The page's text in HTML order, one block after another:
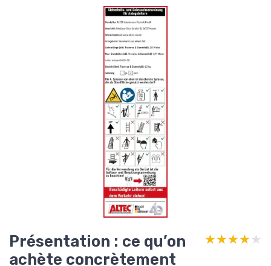
Présentation : ce qu’on
achète concrètement
★★★★★
★★★★★